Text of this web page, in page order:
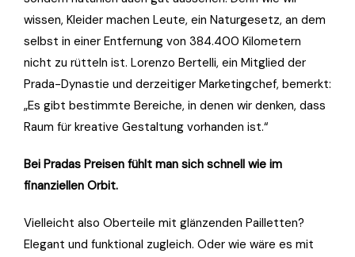
wissen, Kleider machen Leute, ein Naturgesetz, an dem
selbst in einer Entfernung von 384.400 Kilometern
nicht zu rütteln ist. Lorenzo Bertelli, ein Mitglied der
Prada-Dynastie und derzeitiger Marketingchef, bemerkt:
„Es gibt bestimmte Bereiche, in denen wir denken, dass
Raum für kreative Gestaltung vorhanden ist.“
Bei Pradas Preisen fühlt man sich schnell wie im
finanziellen Orbit.
Vielleicht also Oberteile mit glänzenden Pailletten?
Elegant und funktional zugleich. Oder wie wäre es mit